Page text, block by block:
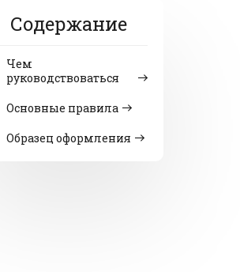
Содержание
Чем
руководствоваться
Основные правила
Образец оформления